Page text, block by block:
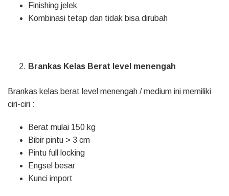
Finishing jelek
Kombinasi tetap dan tidak bisa dirubah
Brankas Kelas Berat level menengah
Brankas kelas berat level menengah / medium ini memiliki
ciri-ciri :
Berat mulai 150 kg
Bibir pintu > 3 cm
Pintu full locking
Engsel besar
Kunci import